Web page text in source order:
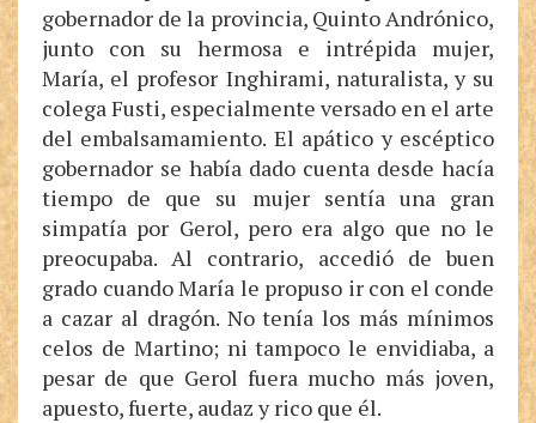
gobernador de la provincia, Quinto Andrónico,
junto con su hermosa e intrépida mujer,
María, el profesor Inghirami, naturalista, y su
colega Fusti, especialmente versado en el arte
del embalsamamiento. El apático y escéptico
gobernador se había dado cuenta desde hacía
tiempo de que su mujer sentía una gran
simpatía por Gerol, pero era algo que no le
preocupaba. Al contrario, accedió de buen
grado cuando María le propuso ir con el conde
a cazar al dragón. No tenía los más mínimos
celos de Martino; ni tampoco le envidiaba, a
pesar de que Gerol fuera mucho más joven,
apuesto, fuerte, audaz y rico que él.